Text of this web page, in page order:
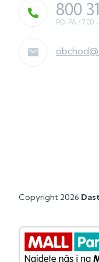
obchod@
800
Copyright 2026